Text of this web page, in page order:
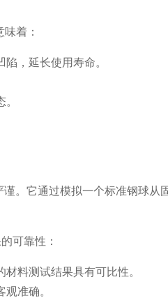
着：
，延长使用寿命。
。它通过模拟一个标准钢球从
可靠性：
料测试结果具有可比性。
准确。